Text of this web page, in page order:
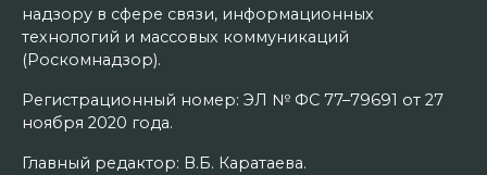
надзору в сфере связи, информационных
технологий и массовых коммуникаций
(Роскомнадзор).
Регистрационный номер: ЭЛ № ФС 77–79691 от 27
ноября 2020 года.
Главный редактор: В.Б. Каратаева.